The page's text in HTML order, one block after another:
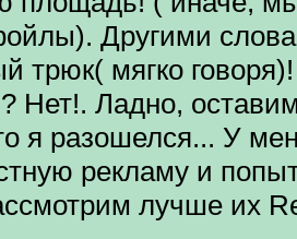
Другими
трюк( мягко
Нет!. Ладно,
я разошелся... У
рекламу и
лучше их